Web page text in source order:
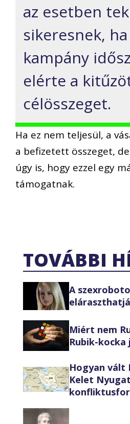
az esetben
sikeresnek,
kampány
elérte a
célösszeget.
Ha ez nem teljesül, a
a befizetett összeget,
úgy is, hogy ezzel egy
támogatnak.
TOVÁBBI
A
Miért nem
Rubik-kocka
Hogyan vált
Kelet